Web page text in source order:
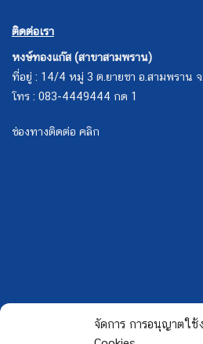
จัดการ การอนุญาตใช้
ติดต่อเรา
หงษ์ทองแก๊ส (สาขาสามพราน)
ที่อยู่ : 14/4 หมู่ 3 ต.ยายชา อ.สามพราน
โทร : 083-4449444 กด 1
ช่องทางติดต่อ คลิก